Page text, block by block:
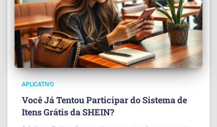
APLICATIVO
Você Já Tentou Participar do Sistema de
Itens Grátis da SHEIN?